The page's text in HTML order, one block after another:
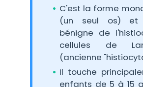
C'est la forme
(un seul os) et
bénigne de
cellules de
(ancienne
Il touche
enfants de 5 à 15